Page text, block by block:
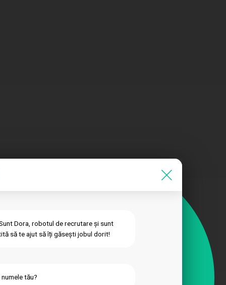
Dora, robotul de recrutare și sunt
să te ajut să îți găsești jobul dorit!
numele tău?